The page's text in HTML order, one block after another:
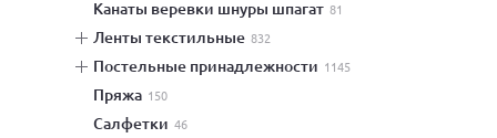
канаты веревки шнуры шпагат 81
ленты текстильные 832
постельные принадлежности 1145
пряжа 150
салфетки 46